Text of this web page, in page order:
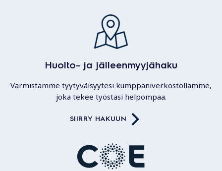
Huolto- ja jälleenmyyjähaku
Varmistamme tyytyväisyytesi kumppaniverkostollamme,
joka tekee työstäsi helpompaa.
SIIRRY HAKUUN